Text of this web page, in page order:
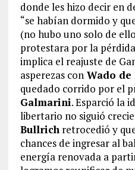
donde les hizo decir en
“se habían dormido y
(no hubo uno solo de
protestara por la
implica el reajuste de
asperezas conWado de
quedado corrido por el
Galmarini. Esparció la
libertario no siguió
Bullrichretrocedió y
chances de ingresar al
energía renovada a